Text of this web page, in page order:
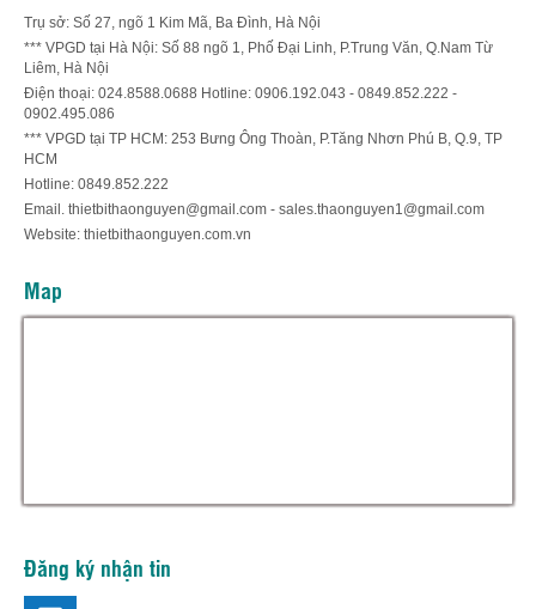
Trụ sở: Số 27, ngõ 1 Kim Mã, Ba Đình, Hà Nội
*** VPGD tại Hà Nội: Số 88 ngõ 1, Phố Đại Linh, P.Trung Văn, Q.Nam Từ
Liêm, Hà Nội
Điện thoại: 024.8588.0688 Hotline: 0906.192.043 - 0849.852.222 -
0902.495.086
*** VPGD tại TP HCM: 253 Bưng Ông Thoàn, P.Tăng Nhơn Phú B, Q.9, TP
HCM
Hotline: 0849.852.222
Email. thietbithaonguyen@gmail.com - sales.thaonguyen1@gmail.com
Website: thietbithaonguyen.com.vn
Map
Đăng ký nhận tin